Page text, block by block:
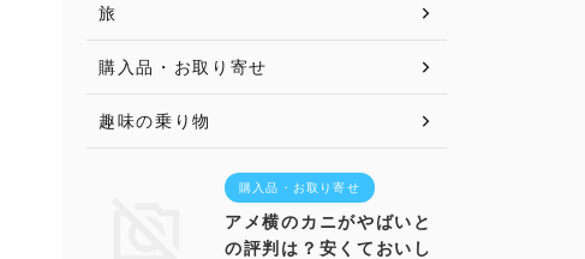
旅
購入品・お取り寄せ
趣味の乗り物
購入品・お取り寄せ
アメ横のカニがやばいと
の評判は？安くておいし